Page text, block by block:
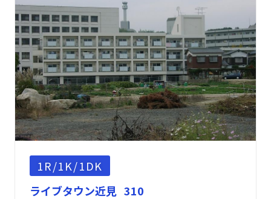
1R/1K/1DK
ライブタウン近見 310